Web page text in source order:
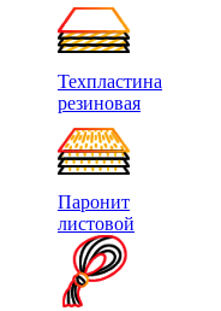
Техпластина
резиновая
Паронит
листовой